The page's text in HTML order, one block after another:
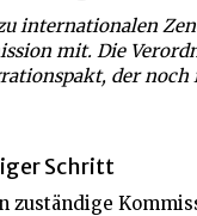
internationalen
mit. Die
der
Schritt